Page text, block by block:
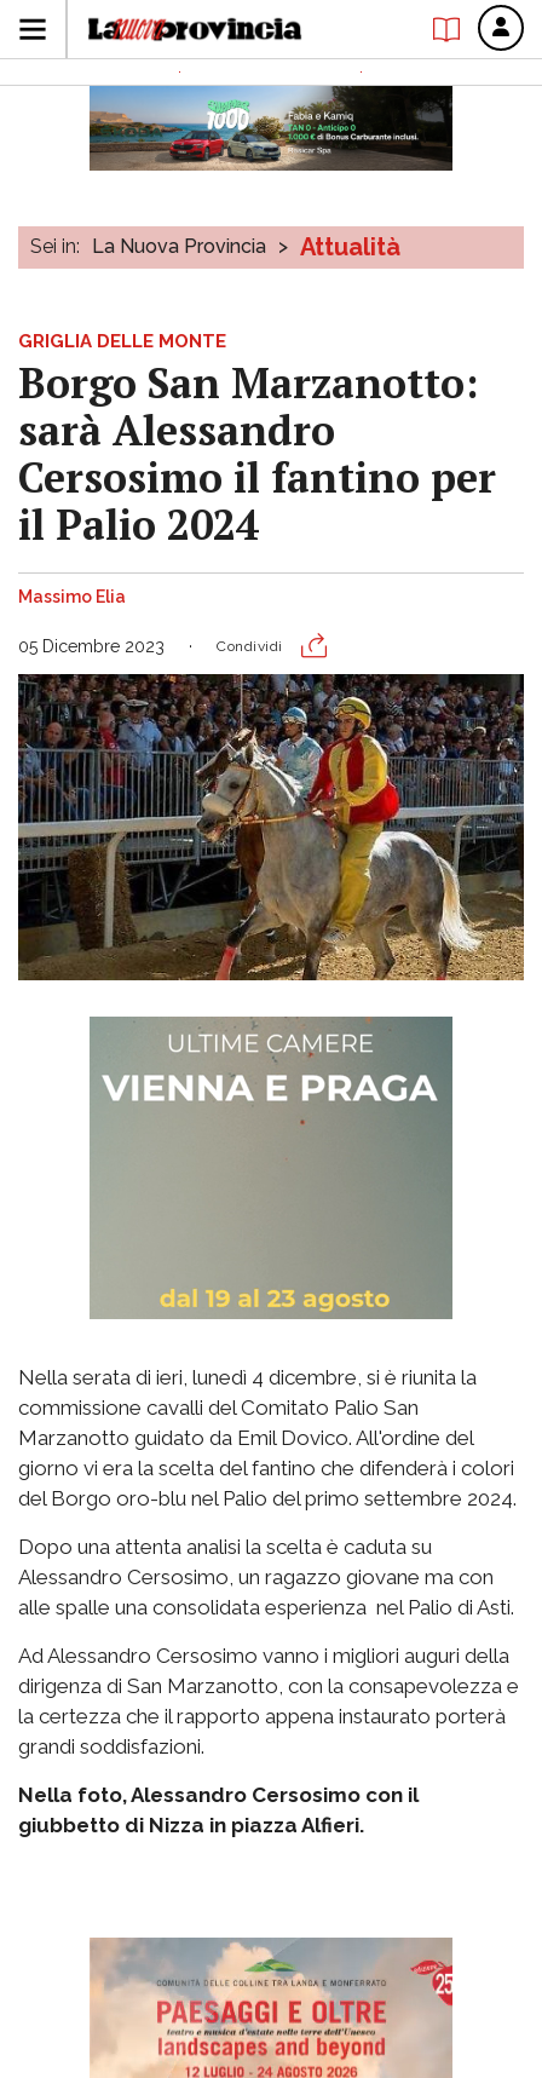
Sei in: La Nuova Provincia > Attualità
GRIGLIA DELLE MONTE
Borgo San Marzanotto:
sarà Alessandro
Cersosimo il fantino per
il Palio 2024
Massimo Elia
05 Dicembre 2023 Condividi
Nella serata di ieri, lunedì 4 dicembre, si è riunita la
commissione cavalli del Comitato Palio San
Marzanotto guidato da Emil Dovico. All'ordine del
giorno vi era la scelta del fantino che difenderà i colori
del Borgo oro-blu nel Palio del primo settembre 2024.
Dopo una attenta analisi la scelta è caduta su
Alessandro Cersosimo, un ragazzo giovane ma con
alle spalle una consolidata esperienza nel Palio di Asti.
Ad Alessandro Cersosimo vanno i migliori auguri della
dirigenza di San Marzanotto, con la consapevolezza e
la certezza che il rapporto appena instaurato porterà
grandi soddisfazioni.
Nella foto, Alessandro Cersosimo con il
giubbetto di Nizza in piazza Alfieri.